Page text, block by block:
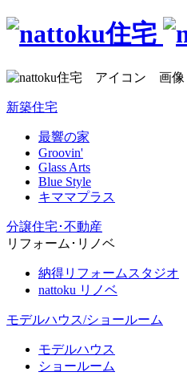
新築住宅
最響の家
Groovin'
Glass Arts
Blue Style
キママプラス
分譲住宅･不動産
リフォーム･リノベ
納得リフォームスタジオ
nattoku リノベ
モデルハウス/ショールーム
モデルハウス
ショールーム